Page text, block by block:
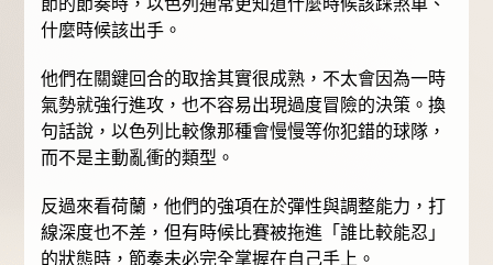
節的節奏時，以色列通常更知道什麼時候該踩煞車、
什麼時候該出手。
他們在關鍵回合的取捨其實很成熟，不太會因為一時
氣勢就強行進攻，也不容易出現過度冒險的決策。換
句話說，以色列比較像那種會慢慢等你犯錯的球隊，
而不是主動亂衝的類型。
反過來看荷蘭，他們的強項在於彈性與調整能力，打
線深度也不差，但有時候比賽被拖進「誰比較能忍」
的狀態時，節奏未必完全掌握在自己手上。